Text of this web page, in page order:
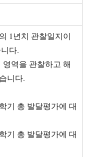
1년치 관찰일지이
다.
영역을 관찰하고 해
니다.
기 총 발달평가에 대
기 총 발달평가에 대